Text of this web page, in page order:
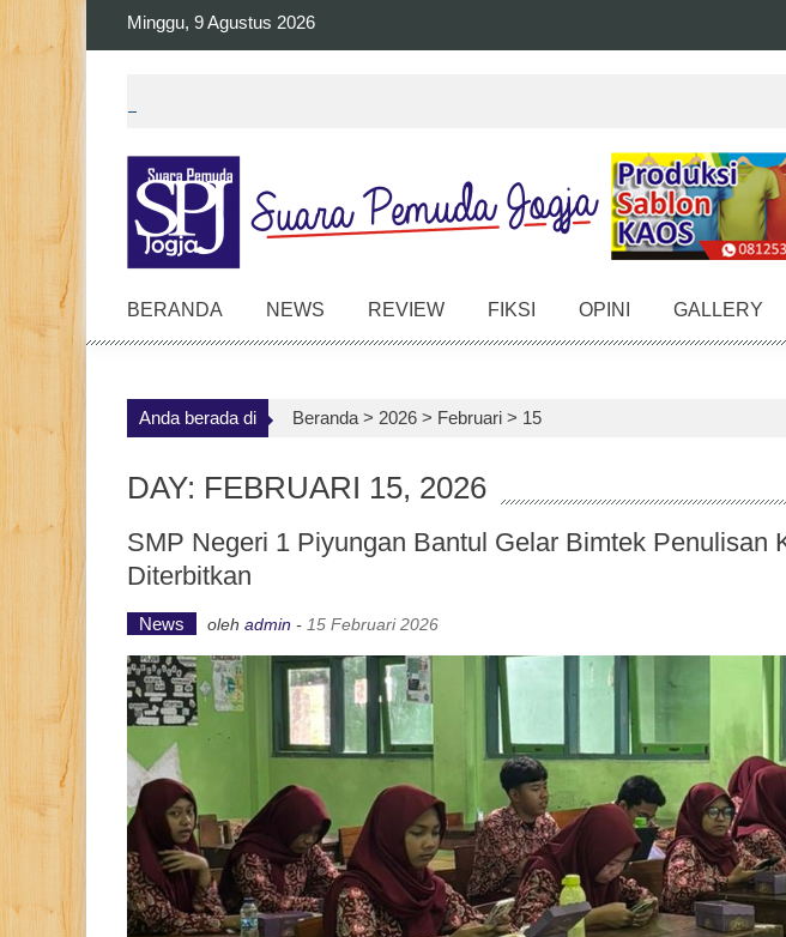
Minggu, 9 Agustus 2026
BERANDA NEWS REVIEW FIKSI OPINI GALLERY
Anda berada di Beranda > 2026 > Februari > 15
DAY: FEBRUARI 15, 2026
SMP Negeri 1 Piyungan Bantul Gelar Bimtek Penulisan
Diterbitkan
News oleh admin - 15 Februari 2026